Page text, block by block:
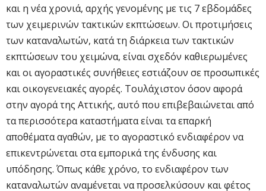
και η νέα χρονιά, αρχής γενομένης με τις 7 εβδομάδες
των χειμερινών τακτικών εκπτώσεων. Οι προτιμήσεις
των καταναλωτών, κατά τη διάρκεια των τακτικών
εκπτώσεων του χειμώνα, είναι σχεδόν καθιερωμένες
και οι αγοραστικές συνήθειες εστιάζουν σε προσωπικές
και οικογενειακές αγορές. Τουλάχιστον όσον αφορά
στην αγορά της Αττικής, αυτό που επιβεβαιώνεται από
τα περισσότερα καταστήματα είναι τα επαρκή
αποθέματα αγαθών, με το αγοραστικό ενδιαφέρον να
επικεντρώνεται στα εμπορικά της ένδυσης και
υπόδησης. Όπως κάθε χρόνο, το ενδιαφέρον των
καταναλωτών αναμένεται να προσελκύσουν και φέτος